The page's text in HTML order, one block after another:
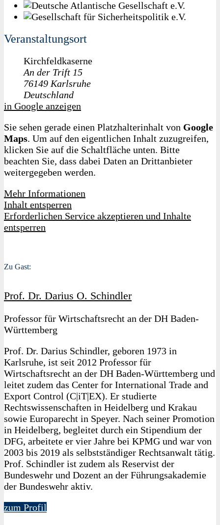
Veranstaltungsort
Kirchfeldkaserne
An der Trift 15
76149 Karlsruhe
Deutschland
in Google anzeigen
Sie sehen gerade einen Platzhalterinhalt von Google
Maps. Um auf den eigentlichen Inhalt zuzugreifen,
klicken Sie auf die Schaltfläche unten. Bitte
beachten Sie, dass dabei Daten an Drittanbieter
weitergegeben werden.
Mehr Informationen
Inhalt entsperren
Erforderlichen Service akzeptieren und Inhalte
entsperren
Zu Gast:
Prof. Dr. Darius O. Schindler
Professor für Wirtschaftsrecht an der DH Baden-
Württemberg
Prof. Dr. Darius Schindler, geboren 1973 in
Karlsruhe, ist seit 2012 Professor für
Wirtschaftsrecht an der DH Baden-Württemberg und
leitet zudem das Center for International Trade and
Export Control (C|iT|EX). Er studierte
Rechtswissenschaften in Heidelberg und Krakau
sowie Europarecht in Speyer. Nach seiner Promotion
in Heidelberg, begleitet durch ein Stipendium der
DFG, arbeitete er vier Jahre bei KPMG und war von
2003 bis 2019 als selbstständiger Rechtsanwalt tätig.
Prof. Schindler ist zudem als Reservist der
Bundeswehr und Dozent an der Führungsakademie
der Bundeswehr aktiv.
zum Profil